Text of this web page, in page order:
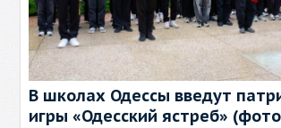
В школах Одессы введут
игры «Одесский ястреб»